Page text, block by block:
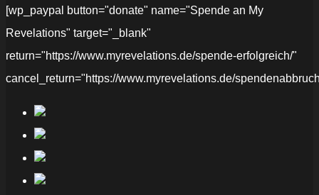
[wp_paypal button="donate" name="Spende an My
Revelations" target="_blank"
return="https://www.myrevelations.de/spende-erfolgreich/"
cancel_return="https://www.myrevelations.de/